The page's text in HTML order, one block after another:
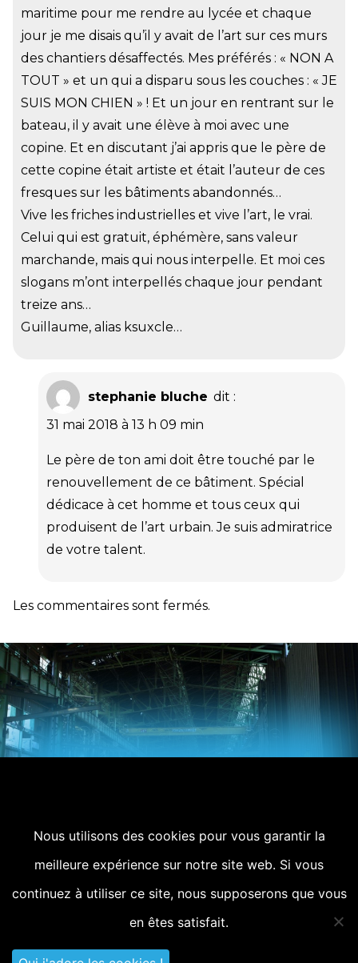
maritime pour me rendre au lycée et chaque
jour je me disais qu’il y avait de l’art sur ces murs
des chantiers désaffectés. Mes préférés : « NON A
TOUT » et un qui a disparu sous les couches : « JE
SUIS MON CHIEN » ! Et un jour en rentrant sur le
bateau, il y avait une élève à moi avec une
copine. Et en discutant j’ai appris que le père de
cette copine était artiste et était l’auteur de ces
fresques sur les bâtiments abandonnés…
Vive les friches industrielles et vive l’art, le vrai.
Celui qui est gratuit, éphémère, sans valeur
marchande, mais qui nous interpelle. Et moi ces
slogans m’ont interpellés chaque jour pendant
treize ans…
Guillaume, alias ksuxcle…
stephanie bluche dit :
31 mai 2018 à 13 h 09 min
Le père de ton ami doit être touché par le
renouvellement de ce bâtiment. Spécial
dédicace à cet homme et tous ceux qui
produisent de l’art urbain. Je suis admiratrice
de votre talent.
Les commentaires sont fermés.
Laissez-vous pousser des ailes !
Article suivant
Nous utilisons des cookies pour vous garantir la
meilleure expérience sur notre site web. Si vous
continuez à utiliser ce site, nous supposerons que vous
en êtes satisfait.